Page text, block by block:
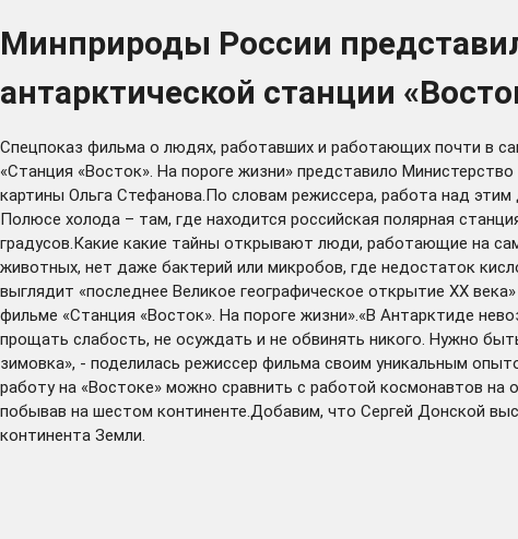
Минприроды России
антарктической станции
Спецпоказ фильма о людях, работавших и работающих почти в
«Станция «Восток». На пороге жизни» представило
картины Ольга Стефанова.По словам режиссера, работа над
Полюсе холода – там, где находится российская полярная
градусов.Какие какие тайны открывают люди, работающие на
животных, нет даже бактерий или микробов, где недостаток
выглядит «последнее Великое географическое открытие ХХ
фильме «Станция «Восток». На пороге жизни».«В Антарктиде
прощать слабость, не осуждать и не обвинять никого. Нужно
зимовка», - поделилась режиссер фильма своим уникальным
работу на «Востоке» можно сравнить с работой космонавтов на
побывав на шестом континенте.Добавим, что Сергей Донской
континента Земли.